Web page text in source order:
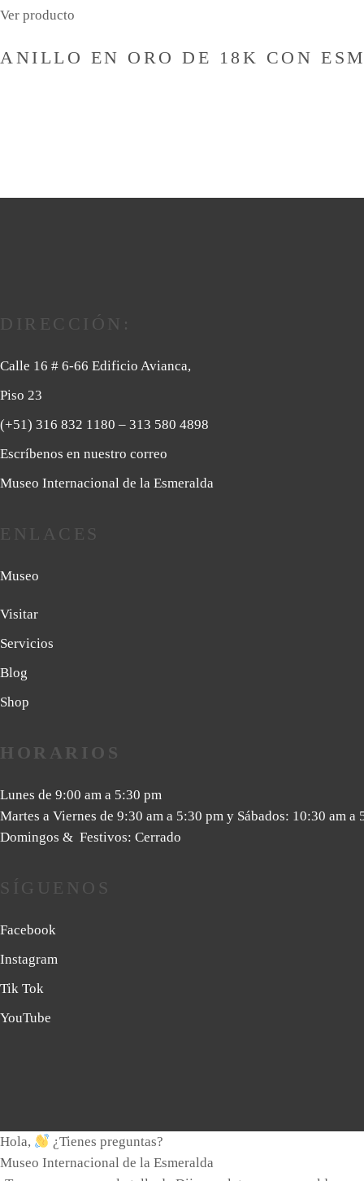
Ver producto
ANILLO EN ORO DE 18K CON
DIRECCIÓN:
Calle 16 # 6-66 Edificio Avianca,
Piso 23
(+51) 316 832 1180 – 313 580 4898
Escríbenos en nuestro correo
Museo Internacional de la Esmeralda
ENLACES
Museo
Visitar
Servicios
Blog
Shop
HORARIOS
Lunes de 9:00 am a 5:30 pm
Martes a Viernes de 9:30 am a 5:30 pm y Sábados: 10:30 am a
Domingos & Festivos: Cerrado
SÍGUENOS
Facebook
Instagram
Tik Tok
YouTube
Hola,
¿Tienes preguntas?
Museo Internacional de la Esmeralda